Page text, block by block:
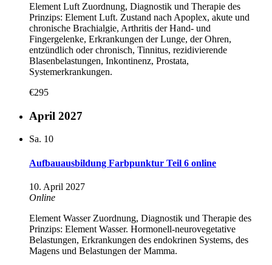
Element Luft Zuordnung, Diagnostik und Therapie des
Prinzips: Element Luft. Zustand nach Apoplex, akute und
chronische Brachialgie, Arthritis der Hand- und
Fingergelenke, Erkrankungen der Lunge, der Ohren,
entzündlich oder chronisch, Tinnitus, rezidivierende
Blasenbelastungen, Inkontinenz, Prostata,
Systemerkrankungen.
€295
April 2027
Sa. 10
Aufbauausbildung Farbpunktur Teil 6 online
10. April 2027
Online
Element Wasser Zuordnung, Diagnostik und Therapie des
Prinzips: Element Wasser. Hormonell-neurovegetative
Belastungen, Erkrankungen des endokrinen Systems, des
Magens und Belastungen der Mamma.